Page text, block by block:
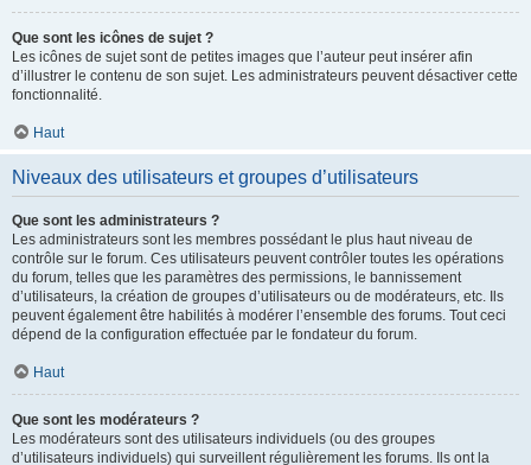
Que sont les icônes de sujet ?
Les icônes de sujet sont de petites images que l’auteur peut insérer afin
d’illustrer le contenu de son sujet. Les administrateurs peuvent désactiver cette
fonctionnalité.
Haut
Niveaux des utilisateurs et groupes d’utilisateurs
Que sont les administrateurs ?
Les administrateurs sont les membres possédant le plus haut niveau de
contrôle sur le forum. Ces utilisateurs peuvent contrôler toutes les opérations
du forum, telles que les paramètres des permissions, le bannissement
d’utilisateurs, la création de groupes d’utilisateurs ou de modérateurs, etc. Ils
peuvent également être habilités à modérer l’ensemble des forums. Tout ceci
dépend de la configuration effectuée par le fondateur du forum.
Haut
Que sont les modérateurs ?
Les modérateurs sont des utilisateurs individuels (ou des groupes
d’utilisateurs individuels) qui surveillent régulièrement les forums. Ils ont la